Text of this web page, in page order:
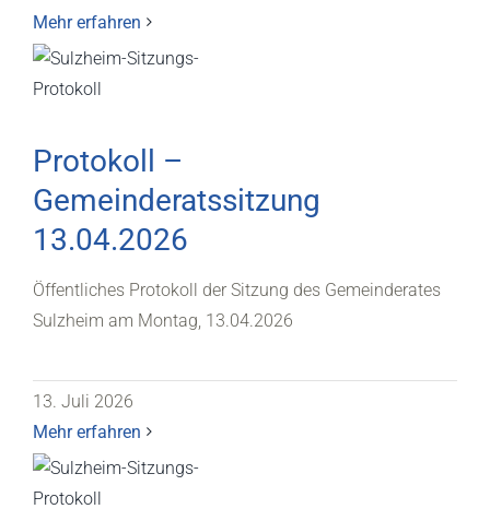
Mehr erfahren
Protokoll –
Gemeinderatssitzung
13.04.2026
Öffentliches Protokoll der Sitzung des Gemeinderates
Sulzheim am Montag, 13.04.2026
13. Juli 2026
Mehr erfahren